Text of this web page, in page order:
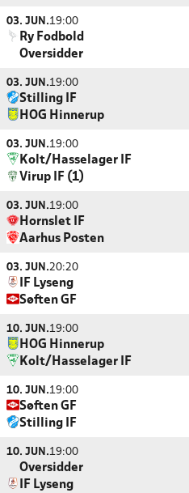
03. JUN.19:00
Ry Fodbold
Oversidder
03. JUN.19:00
Stilling IF
HOG Hinnerup
03. JUN.19:00
Kolt/Hasselager IF
Virup IF (1)
03. JUN.19:00
Hornslet IF
Aarhus Posten
03. JUN.20:20
IF Lyseng
Søften GF
10. JUN.19:00
HOG Hinnerup
Kolt/Hasselager IF
10. JUN.19:00
Søften GF
Stilling IF
10. JUN.19:00
Oversidder
IF Lyseng